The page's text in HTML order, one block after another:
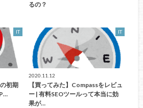
るの？
IT
初期
IT
2020.11.12
【買ってみた】Compassをレビュ
ー | 有料SEOツールって本当に効
果が…